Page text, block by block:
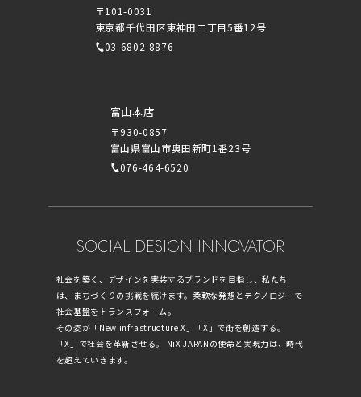
〒101-0031
東京都千代田区東神田二丁目5番12号
03-6802-8876
富山本店
〒930-0857
富山県富山市奥田新町1番23号
076-464-6520
SOCIAL DESIGN INNOVATOR
社会を築く、デザインを実装するブランドを目指し、私たち
は、まちづくりの挑戦を続けます。柔軟な発想とテクノロジーで
社会基盤をトランスフォーム。
その姿が「New infrastructure X」「X」で街を創造する。
「X」で社会を革新させる。 NiX JAPANの使命と実現力は、時代
を超えていきます。